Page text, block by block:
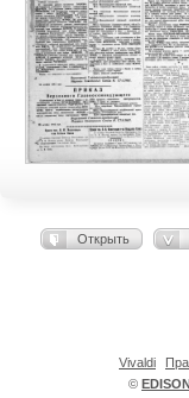
Открыть
©
Vivaldi